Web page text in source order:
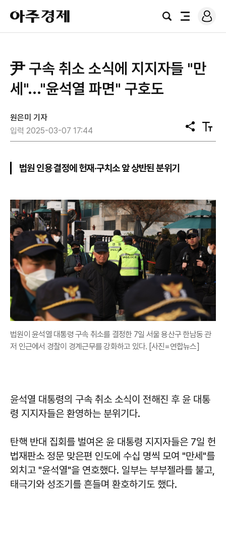
아
주
경
검
전
로
그
尹 구속 취소 소식에 지지자들 "만
세"..."윤석열 파면" 구호도
원은미 기자
입력 2025-03-07 17:44
공
유
텍
스
법원 인용 결정에 헌재·구치소 앞 상반된 분위기
법원이 윤석열 대통령 구속 취소를 결정한 7일 서울 용산구 한남동 관
저 인근에서 경찰이 경계근무를 강화하고 있다. [사진=연합뉴스]
윤석열 대통령의 구속 취소 소식이 전해진 후 윤 대통
령 지지자들은 환영하는 분위기다.
탄핵 반대 집회를 벌여온 윤 대통령 지지자들은 7일 헌
법재판소 정문 맞은편 인도에 수십 명씩 모여 "만세"를
외치고 "윤석열"을 연호했다. 일부는 부부젤라를 불고,
태극기와 성조기를 흔들며 환호하기도 했다.